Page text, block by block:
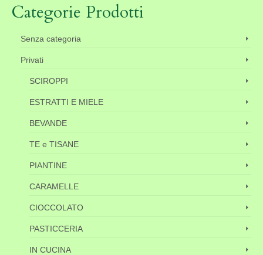
Categorie Prodotti
Senza categoria
Privati
SCIROPPI
ESTRATTI E MIELE
BEVANDE
TE e TISANE
PIANTINE
CARAMELLE
CIOCCOLATO
PASTICCERIA
IN CUCINA